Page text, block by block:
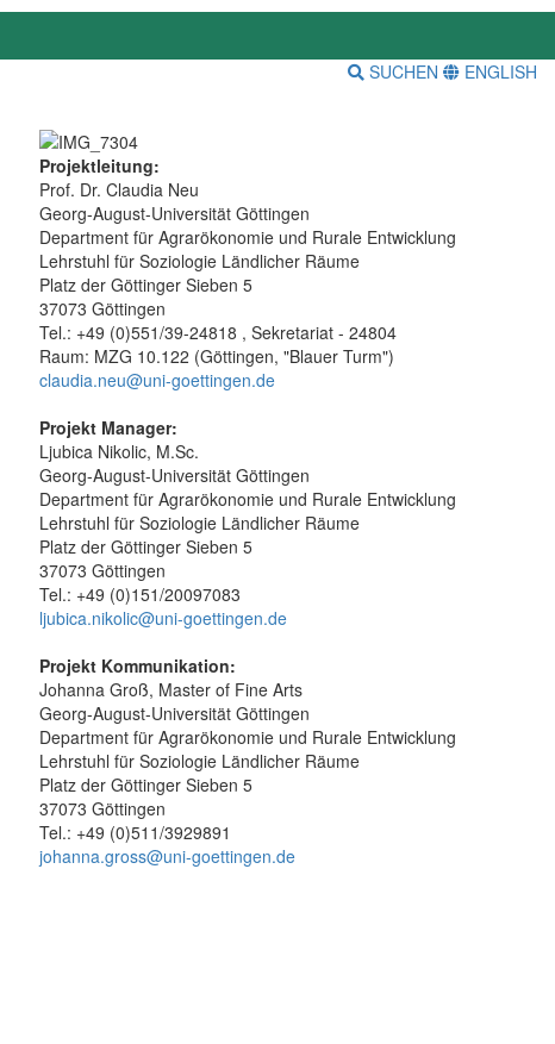
SUCHEN ENGLISH
Projektleitung:
Prof. Dr. Claudia Neu
Georg-August-Universität Göttingen
Department für Agrarökonomie und Rurale Entwicklung
Lehrstuhl für Soziologie Ländlicher Räume
Platz der Göttinger Sieben 5
37073 Göttingen
Tel.: +49 (0)551/39-24818 , Sekretariat - 24804
Raum: MZG 10.122 (Göttingen, "Blauer Turm")
claudia.neu@uni-goettingen.de
Projekt Manager:
Ljubica Nikolic, M.Sc.
Georg-August-Universität Göttingen
Department für Agrarökonomie und Rurale Entwicklung
Lehrstuhl für Soziologie Ländlicher Räume
Platz der Göttinger Sieben 5
37073 Göttingen
Tel.: +49 (0)151/20097083
ljubica.nikolic@uni-goettingen.de
Projekt Kommunikation:
Johanna Groß, Master of Fine Arts
Georg-August-Universität Göttingen
Department für Agrarökonomie und Rurale Entwicklung
Lehrstuhl für Soziologie Ländlicher Räume
Platz der Göttinger Sieben 5
37073 Göttingen
Tel.: +49 (0)511/3929891
johanna.gross@uni-goettingen.de